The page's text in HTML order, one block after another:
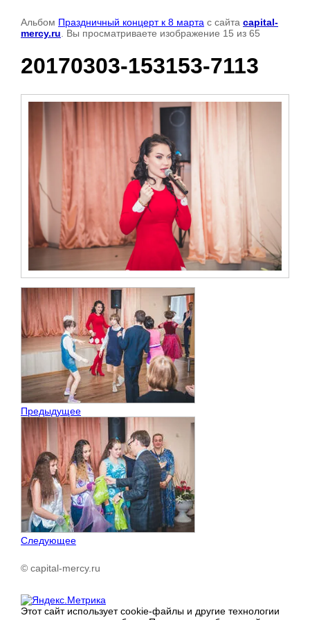
Альбом Праздничный концерт к 8 марта с сайта capital-
mercy.ru . Вы просматриваете изображение 15 из 65
20170303-153153-7113
Предыдущее
Следующее
© capital-mercy.ru
Этот сайт использует cookie-файлы и другие технологии